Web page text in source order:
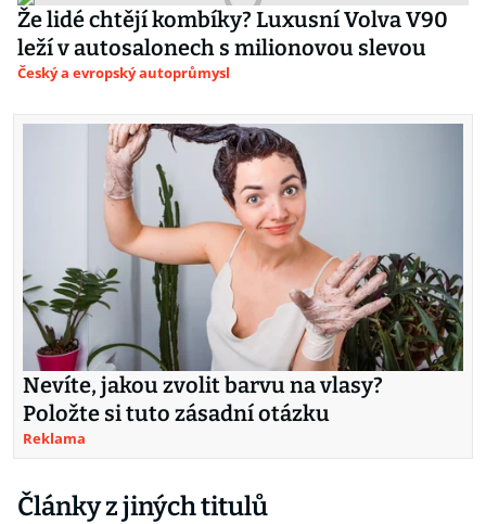
Že lidé chtějí kombíky? Luxusní Volva V90
leží v autosalonech s milionovou slevou
Český a evropský autoprůmysl
Nevíte, jakou zvolit barvu na vlasy?
Položte si tuto zásadní otázku
Reklama
Články z jiných titulů